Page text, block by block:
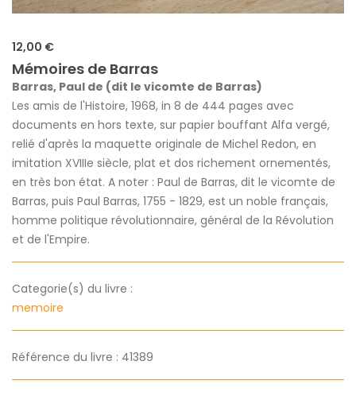
12,00 €
Mémoires de Barras
Barras, Paul de (dit le vicomte de Barras)
Les amis de l'Histoire, 1968, in 8 de 444 pages avec
documents en hors texte, sur papier bouffant Alfa vergé,
relié d'après la maquette originale de Michel Redon, en
imitation XVIIIe siècle, plat et dos richement ornementés,
en très bon état. A noter : Paul de Barras, dit le vicomte de
Barras, puis Paul Barras, 1755 - 1829, est un noble français,
homme politique révolutionnaire, général de la Révolution
et de l'Empire.
Categorie(s) du livre :
memoire
Référence du livre : 41389